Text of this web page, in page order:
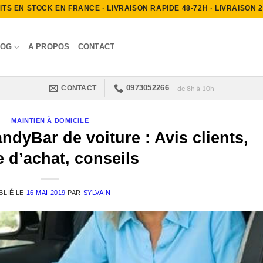
EN STOCK EN FRANCE · LIVRAISON RAPIDE 48-72H · LIVRAISON
A PROPOS CONTACT
CONTACT 0973052266 de 8h à 10h
MAINTIEN À DOMICILE
de voiture : Avis clients,
d’achat, conseils
LE 16 MAI 2019 PAR SYLVAIN